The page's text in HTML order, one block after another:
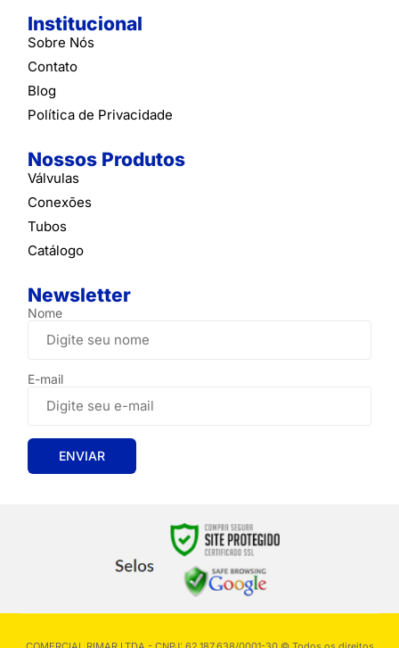
Institucional
Sobre Nós
Contato
Blog
Política de Privacidade
Nossos Produtos
Válvulas
Conexões
Tubos
Catálogo
Newsletter
Nome
E-mail